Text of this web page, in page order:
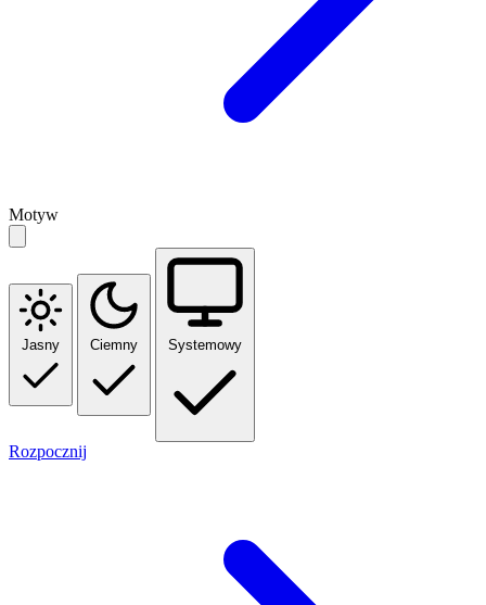
Motyw
Jasny Ciemny Systemowy
Rozpocznij